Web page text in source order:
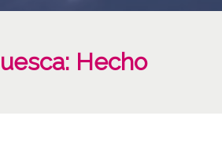
Hecho